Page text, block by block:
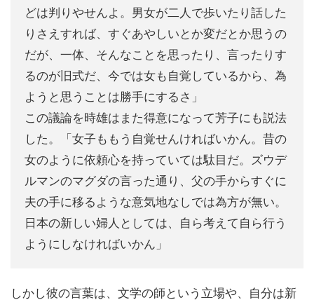
どは判りやせんよ。男女が二人で歩いたり話した
りさえすれば、すぐあやしいとか変だとか思うの
だが、一体、そんなことを思ったり、言ったりす
るのが旧式だ、今では女も自覚しているから、為
ようと思うことは勝手にするさ」
この議論を時雄はまた得意になって芳子にも説法
した。「女子ももう自覚せんければいかん。昔の
女のように依頼心を持っていては駄目だ。ズウデ
ルマンのマグダの言った通り、父の手からすぐに
夫の手に移るような意気地なしでは為方が無い。
日本の新しい婦人としては、自ら考えて自ら行う
ようにしなければいかん」
しかし彼の言葉は、文学の師という立場や、自分は新